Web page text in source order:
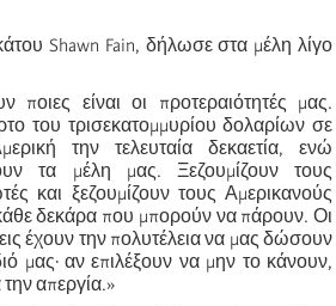
Shawn Fain, δήλωσε στα μέλη λίγο
ποιες είναι οι προτεραιότητές μας.
του τρισεκατομμυρίου δολαρίων σε
την τελευταία δεκαετία, ενώ
τα μέλη μας. Ξεζουμίζουν τους
και ξεζουμίζουν τους Αμερικανούς
δεκάρα που μπορούν να πάρουν. Οι
έχουν την πολυτέλεια να μας δώσουν
μας∙ αν επιλέξουν να μην το κάνουν,
την απεργία.»